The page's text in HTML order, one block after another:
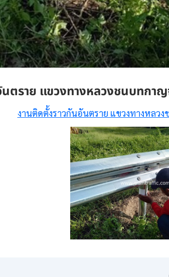
ตราย แขวงทางหลวงชนบทกา
งานติดตั้งราวกันอันตราย แขวงทางหล